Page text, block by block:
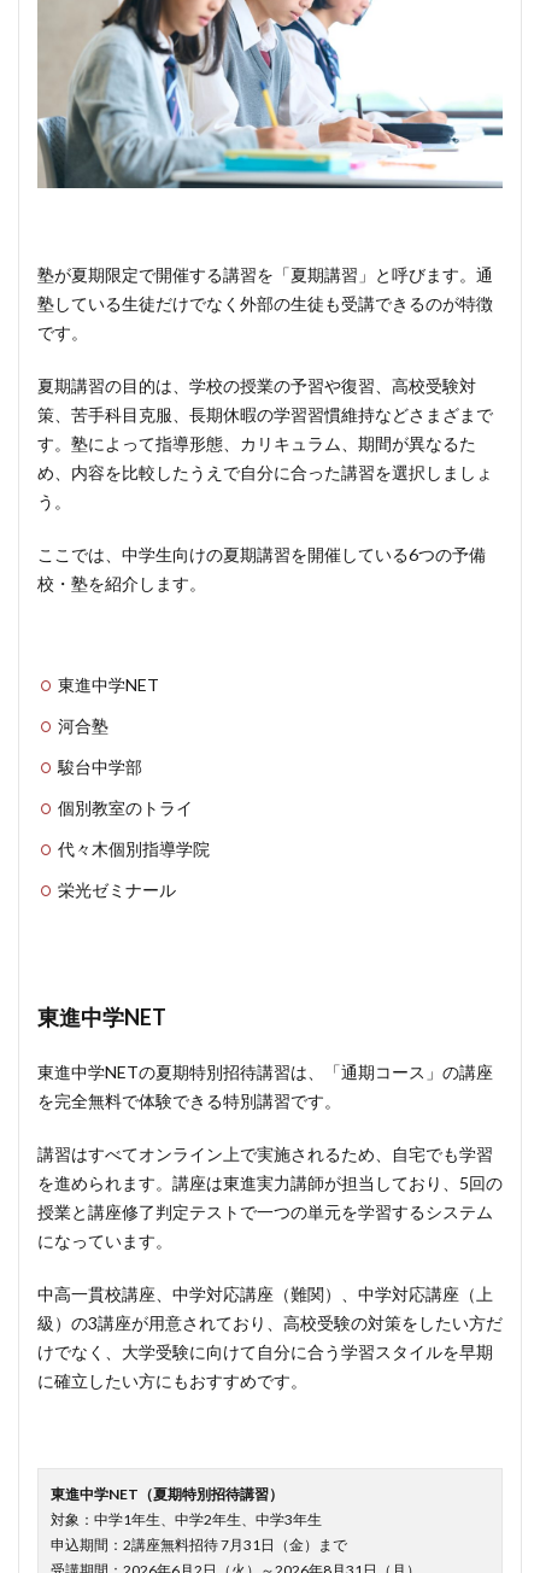
塾が夏期限定で開催する講習を「夏期講習」と呼びます。通
塾している生徒だけでなく外部の生徒も受講できるのが特徴
です。
夏期講習の目的は、学校の授業の予習や復習、高校受験対
策、苦手科目克服、長期休暇の学習習慣維持などさまざまで
す。塾によって指導形態、カリキュラム、期間が異なるた
め、内容を比較したうえで自分に合った講習を選択しましょ
う。
ここでは、中学生向けの夏期講習を開催している6つの予備
校・塾を紹介します。
東進中学NET
河合塾
駿台中学部
個別教室のトライ
代々木個別指導学院
栄光ゼミナール
東進中学NET
東進中学NETの夏期特別招待講習は、「通期コース」の講座
を完全無料で体験できる特別講習です。
講習はすべてオンライン上で実施されるため、自宅でも学習
を進められます。講座は東進実力講師が担当しており、5回の
授業と講座修了判定テストで一つの単元を学習するシステム
になっています。
中高一貫校講座、中学対応講座（難関）、中学対応講座（上
級）の3講座が用意されており、高校受験の対策をしたい方だ
けでなく、大学受験に向けて自分に合う学習スタイルを早期
に確立したい方にもおすすめです。
東進中学NET（夏期特別招待講習）
対象：中学1年生、中学2年生、中学3年生
申込期間：2講座無料招待 7月31日（金）まで